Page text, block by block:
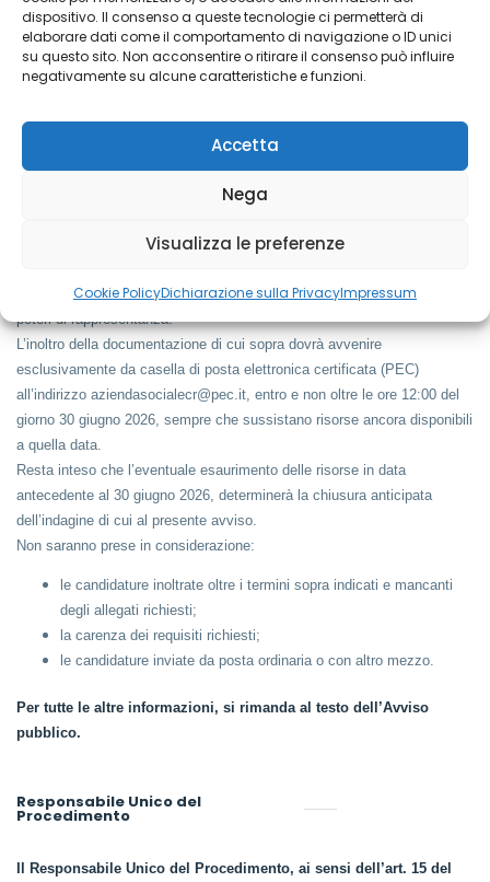
dispositivo. Il consenso a queste tecnologie ci permetterà di
elaborare dati come il comportamento di navigazione o ID unici
su questo sito. Non acconsentire o ritirare il consenso può influire
negativamente su alcune caratteristiche e funzioni.
Accetta
Nega
Visualizza le preferenze
Cookie PolicyDichiarazione sulla PrivacyImpressum
A tale proposito, ciascuna Aggregazione Territoriale dovrà fare
riferimento all’albo dei fornitori che hanno aderito “Avviso Pubblico per
l’istituzione di un Albo aperto di fornitori per l’attuazione degli interventi
previsti dal progetto “SPRINT! LOMBARDIA INSIEME”
Cremonese.
Modalità di presentazione
digitalmente dal legale rappresentante o da soggetto munito di idonei
poteri di rappresentanza.
L’inoltro della documentazione di cui sopra dovrà avvenire
esclusivamente da casella di posta elettronica certificata (PEC)
all’indirizzo aziendasocialecr@pec.it, entro e non oltre le ore 12:00 del
giorno 30 giugno 2026, sempre che sussistano risorse ancora disponibili
a quella data.
Resta inteso che l’eventuale esaurimento delle risorse in data
antecedente al 30 giugno 2026, determinerà la chiusura anticipata
dell’indagine di cui al presente avviso.
Non saranno prese in considerazione:
le candidature inoltrate oltre i termini sopra indicati e mancanti
degli allegati richiesti;
la carenza dei requisiti richiesti;
le candidature inviate da posta ordinaria o con altro mezzo.
Per tutte le altre informazioni, si rimanda al testo dell’Avviso
pubblico.
Responsabile Unico del
Procedimento
Il Responsabile Unico del Procedimento, ai sensi dell’art. 15 del